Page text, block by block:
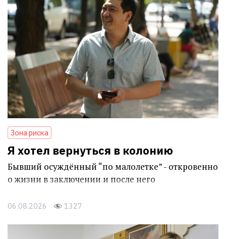
Зона риска
Я хотел вернуться в колонию
Бывший осуждённый “по малолетке” - откровенно
о жизни в заключении и после него
06.08.2026 1327